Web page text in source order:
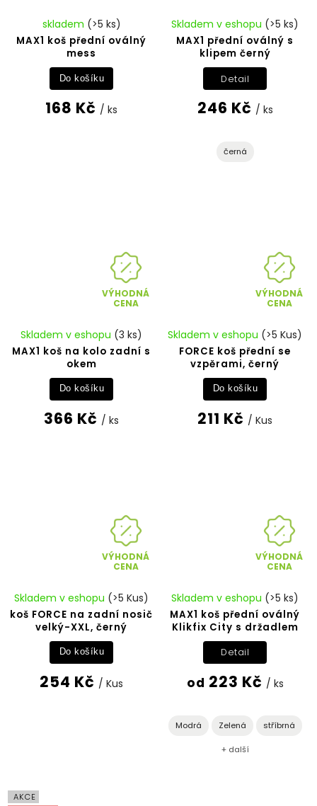
MAX1 koš přední oválný
mess
skladem (>5 ks)
168 Kč / ks
Do košíku
MAX1 přední oválný s
klipem černý
Skladem v eshopu (>5 ks)
246 Kč / ks
Detail
černá
VÝHODNÁ
CENA
MAX1 koš na kolo zadní s
okem
Skladem v eshopu (3 ks)
366 Kč / ks
Do košíku
VÝHODNÁ
CENA
FORCE koš přední se
vzpěrami, černý
Skladem v eshopu (>5 Kus)
211 Kč / Kus
Do košíku
VÝHODNÁ
CENA
koš FORCE na zadní nosič
velký-XXL, černý
Skladem v eshopu (>5 Kus)
254 Kč / Kus
Do košíku
VÝHODNÁ
CENA
MAX1 koš přední oválný
Klikfix City s držadlem
Skladem v eshopu (>5 ks)
od 223 Kč / ks
Detail
Modrá Zelená stříbrná
+ další
AKCE